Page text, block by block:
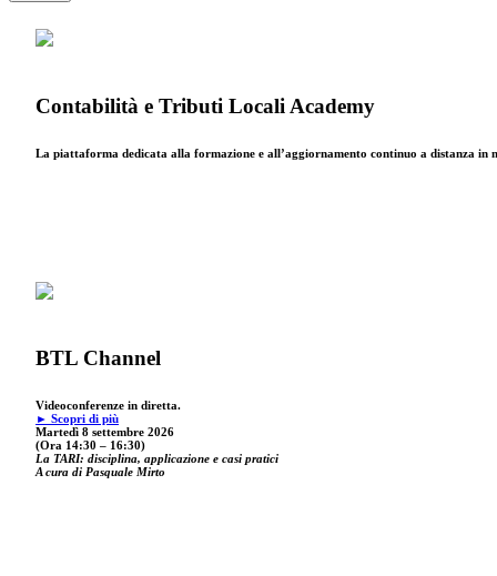
Contabilità e Tributi Locali Academy
La piattaforma dedicata alla formazione e all’aggiornamento continuo a distanza
BTL Channel
Videoconferenze in diretta.
► Scopri di più
Martedì 8 settembre 2026
(Ora 14:30 – 16:30)
La TARI: disciplina, applicazione e casi pratici
A cura di Pasquale Mirto